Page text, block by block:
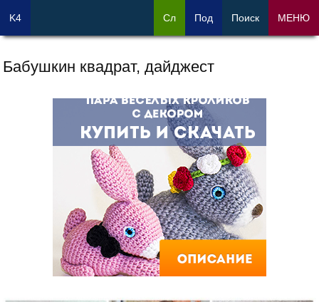
Бабушкин квадрат, дайджест
K4 Сл Под Поиск МЕНЮ